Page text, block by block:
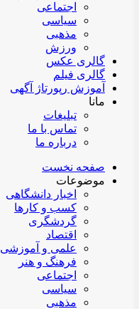
اجتماعی
سیاسی
مذهبی
ورزش
گالری عکس
گالری فیلم
آموزش رپورتاژ آگهی
مانا
تبلیغات
تماس با ما
درباره ما
صفحه نخست
موضوعات
اخبار دانشگاهی
کسب و کارها
گردشگری
اقتصاد
علمی و آموزشی
فرهنگ و هنر
اجتماعی
سیاسی
مذهبی